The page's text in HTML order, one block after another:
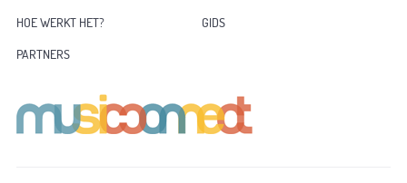
HOE WERKT HET?
GIDS
PARTNERS